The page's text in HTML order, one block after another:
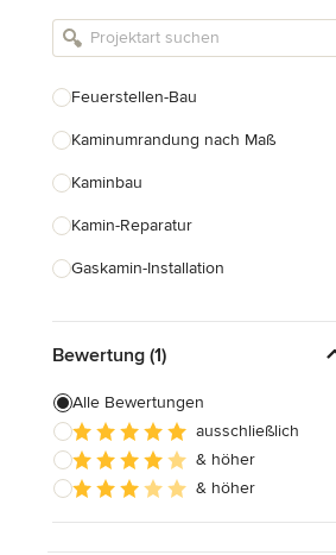
Armaturen & Sanitärbedarf
Feuerstellen-Bau
Kaminumrandung nach Maß
Kaminbau
Kamin-Reparatur
Gaskamin-Installation
Schornsteinbau
Alle anzeigen
Bewertung (1)
Alle Bewertungen
ausschließlich
& höher
& höher